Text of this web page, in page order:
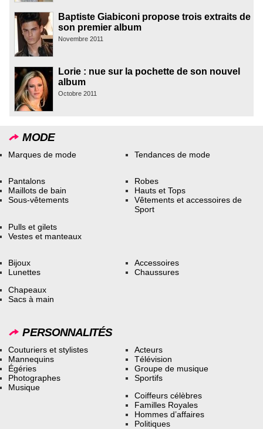
Baptiste Giabiconi propose trois extraits de
son premier album
Novembre 2011
Lorie : nue sur la pochette de son nouvel
album
Octobre 2011
MODE
Marques de mode Tendances de mode
Pantalons
Maillots de bain
Sous-vêtements
Robes
Hauts et Tops
Vêtements et accessoires de
Sport
Pulls et gilets
Vestes et manteaux
Bijoux
Lunettes
Accessoires
Chaussures
Chapeaux
Sacs à main
PERSONNALITÉS
Couturiers et stylistes
Mannequins
Égéries
Photographes
Musique
Acteurs
Télévision
Groupe de musique
Sportifs
Coiffeurs célèbres
Familles Royales
Hommes d’affaires
Politiques